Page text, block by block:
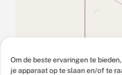
Om de beste ervaringen te
je apparaat op te slaan en/of te